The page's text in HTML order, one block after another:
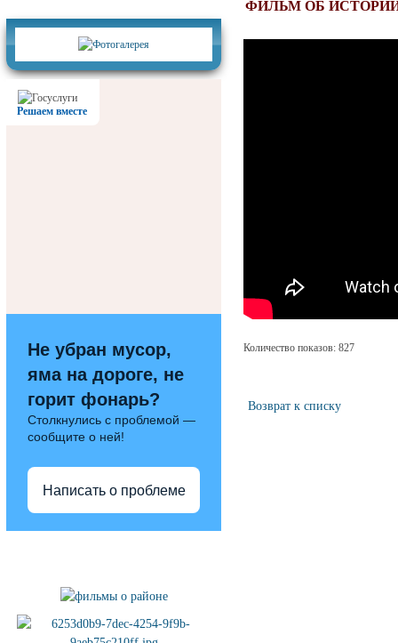
Решаем вместе
Не убран мусор,
яма на дороге, не
горит фонарь?
Столкнулись с проблемой —
сообщите о ней!
Написать о проблеме
ФИЛЬМ ОБ
Количество показов: 827
Возврат к списку